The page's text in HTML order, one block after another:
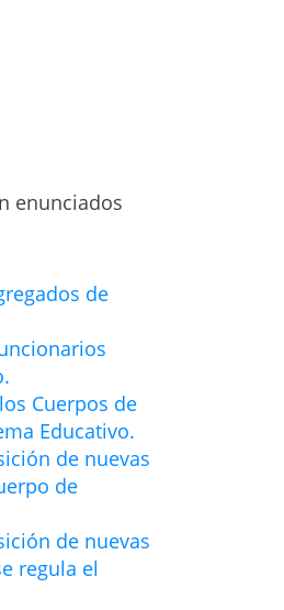
enunciados
de
Cuerpos de
Educativo.
de nuevas
de
de nuevas
regula el